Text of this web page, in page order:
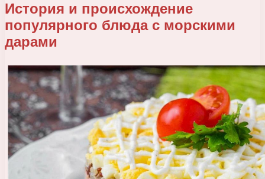
История и происхождение
популярного блюда с морскими
дарами